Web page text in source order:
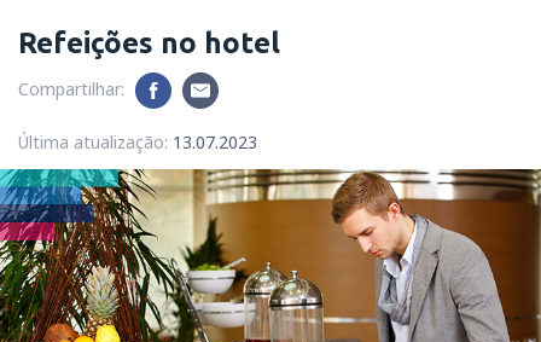
Refeições no hotel
Compartilhar:
Última atualização: 13.07.2023